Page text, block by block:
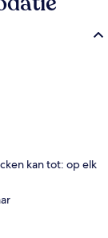
kan tot: op elk